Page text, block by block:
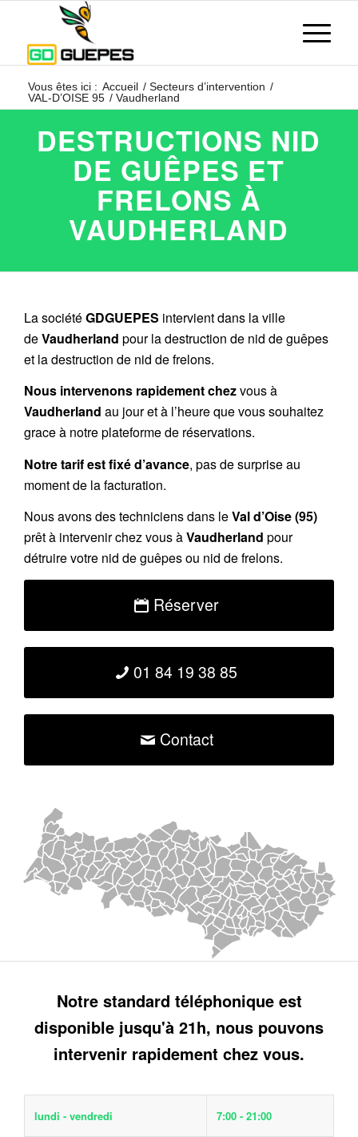
Vous êtes ici : Accueil / Secteurs d’intervention /
VAL-D’OISE 95 / Vaudherland
DESTRUCTIONS NID
DE GUÊPES ET
FRELONS À
VAUDHERLAND
La sociétéGDGUEPES intervient dans la ville
deVaudherland pour la destruction de nid de guêpes
et la destruction de nid de frelons.
Nous intervenons rapidement chezvous à
Vaudherland au jour et à l’heure que vous souhaitez
grace à notre plateforme de réservations.
Notre tarif est fixé d’avance, pas de surprise au
moment de la facturation.
Nous avons des techniciens dans leVal d’Oise (95)
prêt à intervenir chez vous àVaudherland pour
détruire votre nid de guêpes ou nid de frelons.
Réserver
01 84 19 38 85
Contact
Notre standard téléphonique est
disponible jusqu'à 21h, nous pouvons
intervenir rapidement chez vous.
lundi - vendredi 7:00 - 21:00